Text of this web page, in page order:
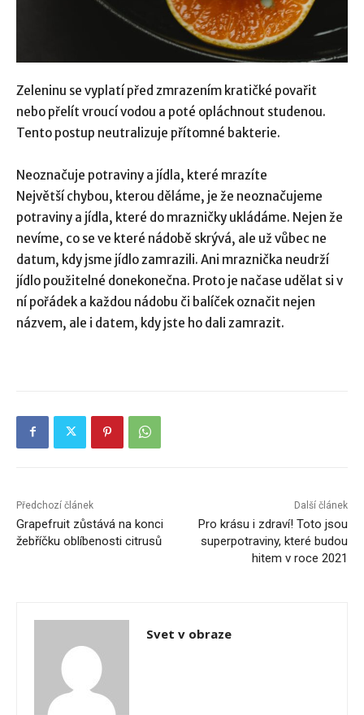
Zeleninu se vyplatí před zmrazením kratičké povařit
nebo přelít vroucí vodou a poté opláchnout studenou.
Tento postup neutralizuje přítomné bakterie.
Neoznačuje potraviny a jídla, které mrazíte
Největší chybou, kterou děláme, je že neoznačujeme
potraviny a jídla, které do mrazničky ukládáme. Nejen že
nevíme, co se ve které nádobě skrývá, ale už vůbec ne
datum, kdy jsme jídlo zamrazili. Ani mraznička neudrží
jídlo použitelné donekonečna. Proto je načase udělat si v
ní pořádek a každou nádobu či balíček označit nejen
názvem, ale i datem, kdy jste ho dali zamrazit.
Předchozí článek
Grapefruit zůstává na konci
žebříčku oblíbenosti citrusů
Další článek
Pro krásu i zdraví! Toto jsou
superpotraviny, které budou
hitem v roce 2021
Svet v obraze